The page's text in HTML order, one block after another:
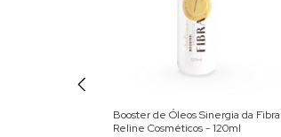
Booster de Óleos Sinergia da Fibra
Reline Cosméticos - 120ml